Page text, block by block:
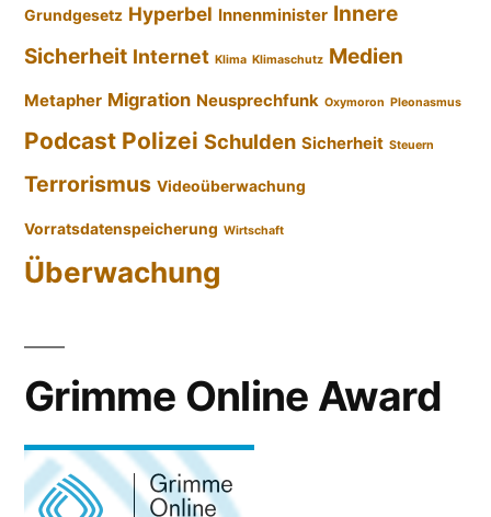
Grundgesetz Hyperbel Innenminister Innere
Sicherheit Internet Klima Klimaschutz Medien
Metapher Migration Neusprechfunk Oxymoron Pleonasmus
Podcast Polizei Schulden Sicherheit Steuern
Terrorismus Videoüberwachung
Vorratsdatenspeicherung Wirtschaft
Überwachung
Grimme Online Award